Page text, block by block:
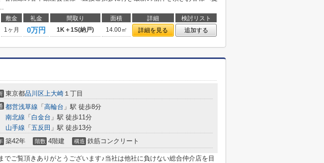
敷金 礼金 間取り 面積 詳細
検討リスト
1ヶ月 0万円 1K＋1S(納戸) 14.00㎡ 詳細を見る 追加する
東京都品川区上大崎 １丁目
都営浅草線 「 高輪台 」駅 徒歩8分
南北線 「 白金台 」駅 徒歩11分
山手線 「 五反田 」駅 徒歩13分
築42年 階数 4階建 構造 鉄筋コンクリート
でご覧頂きありがとうございます♪当社は他社に負けない総合仲介店を目